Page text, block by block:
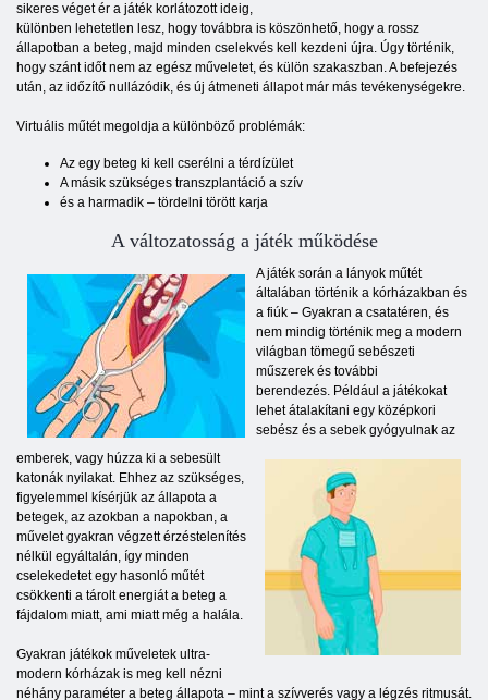
sikeres véget ér a játék korlátozott ideig,
különben lehetetlen lesz, hogy továbbra is köszönhető, hogy a rossz
állapotban a beteg, majd minden cselekvés kell kezdeni újra. Úgy történik,
hogy szánt időt nem az egész műveletet, és külön szakaszban. A befejezés
után, az időzítő nullázódik, és új átmeneti állapot már más tevékenységekre.
Virtuális műtét megoldja a különböző problémák:
Az egy beteg ki kell cserélni a térdízület
A másik szükséges transzplantáció a szív
és a harmadik – tördelni törött karja
A változatosság a játék működése
A játék során a lányok műtét
általában történik a kórházakban és
a fiúk – Gyakran a csatatéren, és
nem mindig történik meg a modern
világban tömegű sebészeti
műszerek és további
berendezés. Például a játékokat
lehet átalakítani egy középkori
sebész és a sebek gyógyulnak az
emberek, vagy húzza ki a sebesült
katonák nyilakat. Ehhez az szükséges,
figyelemmel kísérjük az állapota a
betegek, az azokban a napokban, a
művelet gyakran végzett érzéstelenítés
nélkül egyáltalán, így minden
cselekedetet egy hasonló műtét
csökkenti a tárolt energiát a beteg a
fájdalom miatt, ami miatt még a halála.
Gyakran játékok műveletek ultra-
modern kórházak is meg kell nézni
néhány paraméter a beteg állapota – mint a szívverés vagy a légzés ritmusát.